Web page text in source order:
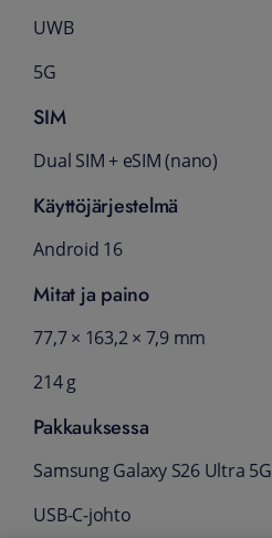
UWB
5G
SIM
Dual SIM + eSIM (nano)
Käyttöjärjestelmä
Android 16
Mitat ja paino
77,7 × 163,2 × 7,9 mm
214 g
Pakkauksessa
Samsung Galaxy S26 Ultra 5G
USB‑C‑johto